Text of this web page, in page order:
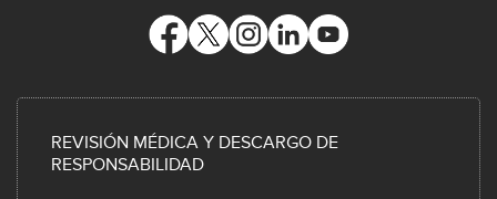
REVISIÓN MÉDICA Y DESCARGO DE
RESPONSABILIDAD